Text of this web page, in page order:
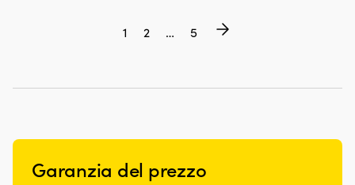
1 2 … 5
Garanzia del prezzo